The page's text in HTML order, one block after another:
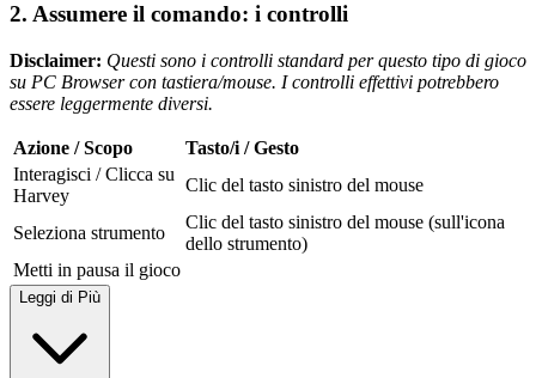
2. Assumere il comando: i controlli
Disclaimer: Questi sono i controlli standard per questo tipo di gioco
su PC Browser con tastiera/mouse. I controlli effettivi potrebbero
essere leggermente diversi.
Azione / Scopo
Tasto/i / Gesto
Interagisci / Clicca su
Harvey
Clic del tasto sinistro del mouse
Seleziona strumento
Clic del tasto sinistro del mouse (sull'icona
dello strumento)
Metti in pausa il gioco
Leggi di Più